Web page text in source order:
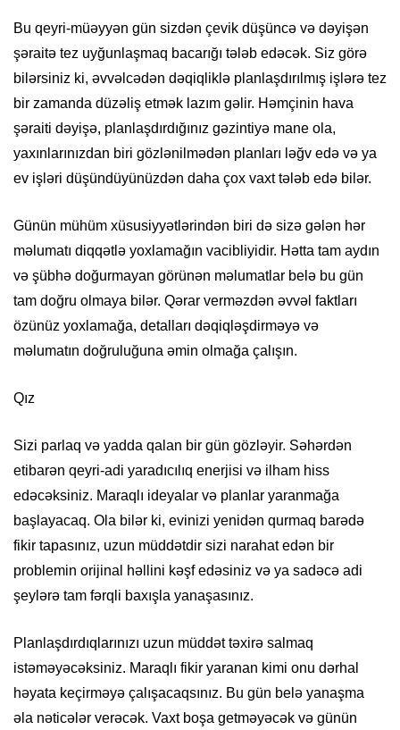
Bu qeyri-müəyyən gün sizdən çevik düşüncə və dəyişən
şəraitə tez uyğunlaşmaq bacarığı tələb edəcək. Siz görə
bilərsiniz ki, əvvəlcədən dəqiqliklə planlaşdırılmış işlərə tez
bir zamanda düzəliş etmək lazım gəlir. Həmçinin hava
şəraiti dəyişə, planlaşdırdığınız gəzintiyə mane ola,
yaxınlarınızdan biri gözlənilmədən planları ləğv edə və ya
ev işləri düşündüyünüzdən daha çox vaxt tələb edə bilər.
Günün mühüm xüsusiyyətlərindən biri də sizə gələn hər
məlumatı diqqətlə yoxlamağın vacibliyidir. Hətta tam aydın
və şübhə doğurmayan görünən məlumatlar belə bu gün
tam doğru olmaya bilər. Qərar verməzdən əvvəl faktları
özünüz yoxlamağa, detalları dəqiqləşdirməyə və
məlumatın doğruluğuna əmin olmağa çalışın.
Qız
Sizi parlaq və yadda qalan bir gün gözləyir. Səhərdən
etibarən qeyri-adi yaradıcılıq enerjisi və ilham hiss
edəcəksiniz. Maraqlı ideyalar və planlar yaranmağa
başlayacaq. Ola bilər ki, evinizi yenidən qurmaq barədə
fikir tapasınız, uzun müddətdir sizi narahat edən bir
problemin orijinal həllini kəşf edəsiniz və ya sadəcə adi
şeylərə tam fərqli baxışla yanaşasınız.
Planlaşdırdıqlarınızı uzun müddət təxirə salmaq
istəməyəcəksiniz. Maraqlı fikir yaranan kimi onu dərhal
həyata keçirməyə çalışacaqsınız. Bu gün belə yanaşma
əla nəticələr verəcək. Vaxt boşa getməyəcək və günün